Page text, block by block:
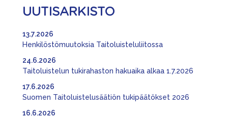
UUTISARKISTO
Henkilöstömuutoksia Taitoluisteluliitossa
13.7.2026
Taitoluistelun tukirahaston hakuaika alkaa 1.7.2026
24.6.2026
Suomen Taitoluistelusäätiön tukipäätökset 2026
17.6.2026
16.6.2026